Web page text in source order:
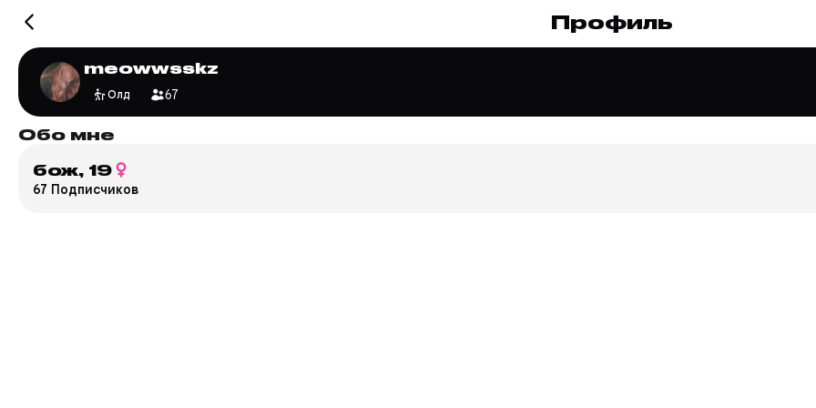
Профиль
meowwsskz
Олд 67
Обо мне
бож, 19
67 Подписчиков